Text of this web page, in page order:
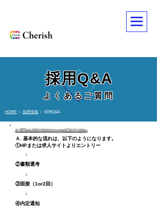
採用Q&A
よくあるご質問
HOME ＞ 採用情報 ＞ 採用Q&A
Ｑ. 応募から入社までのスケジュールを教えてください
Ａ. 基本的な流れは、以下のようになります。
①HPまたは求人サイトよりエントリー
↓
②書類選考
↓
③面接（1or2回）
↓
④内定通知